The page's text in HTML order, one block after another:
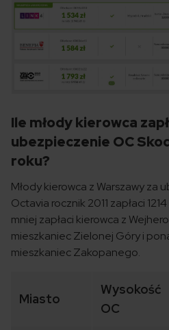
Ile młody kierowca
ubezpieczenie OC
roku?
Młody kierowca z Warszawy za
Octavia rocznik 2011 zapłaci
mniej zapłaci kierowca z
mieszkaniec Zielonej Góry i
mieszkaniec Zakopanego.
Miasto
Wysokość
OC